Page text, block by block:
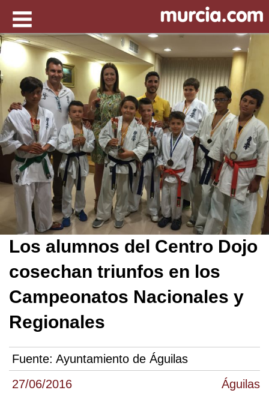
27/06/2016 Águilas
Los alumnos del Centro Dojo
cosechan triunfos en los
Campeonatos Nacionales y
Regionales
Fuente: Ayuntamiento de Águilas